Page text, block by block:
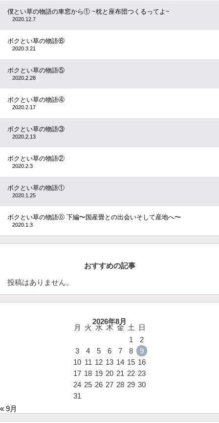
僕とい草の物語の車窓から① ~枕と座布団つくるってよ~
2020.12.7
ボクとい草の物語⑥
2020.3.21
ボクとい草の物語⑤
2020.2.28
ボクとい草の物語④
2020.2.17
ボクとい草の物語③
2020.2.13
ボクとい草の物語②
2020.2.3
ボクとい草の物語①
2020.1.25
ボクとい草の物語⓪ 下編〜国産畳との出会いそして産地へ〜
2020.1.3
おすすめの記事
投稿はありません。
2026年8月
月 火 水 木 金 土
日
1
2
3
4 5 6 7 8
9
10 11 12 13 14 15 16
17 18 19 20 21 22 23
24 25 26 27 28 29 30
31
« 9月